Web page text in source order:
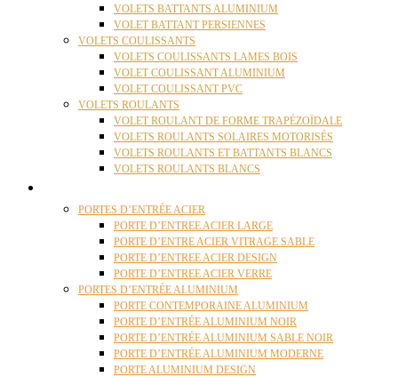
VOLETS BATTANTS ALUMINIUM
VOLET BATTANT PERSIENNES
VOLETS COULISSANTS
VOLETS COULISSANTS LAMES BOIS
VOLET COULISSANT ALUMINIUM
VOLET COULISSANT PVC
VOLETS ROULANTS
VOLET ROULANT DE FORME TRAPÉZOÏDALE
VOLETS ROULANTS SOLAIRES MOTORISÉS
VOLETS ROULANTS ET BATTANTS BLANCS
VOLETS ROULANTS BLANCS
PORTES D’ENTRÉE ACIER
PORTE D’ENTREE ACIER LARGE
PORTE D’ENTRE ACIER VITRAGE SABLE
PORTE D’ENTREE ACIER DESIGN
PORTE D’ENTREE ACIER VERRE
PORTES D’ENTRÉE ALUMINIUM
PORTE CONTEMPORAINE ALUMINIUM
PORTE D’ENTRÉE ALUMINIUM NOIR
PORTE D’ENTRÉE ALUMINIUM SABLE NOIR
PORTE D’ENTRÉE ALUMINIUM MODERNE
PORTE ALUMINIUM DESIGN